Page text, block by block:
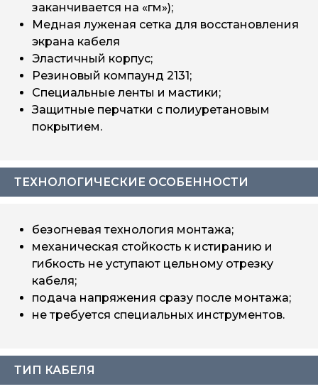
заканчивается на «гм»);
Медная луженая сетка для восстановления
экрана кабеля
Эластичный корпус;
Резиновый компаунд 2131;
Специальные ленты и мастики;
Защитные перчатки с полиуретановым
покрытием.
ТЕХНОЛОГИЧЕСКИЕ ОСОБЕННОСТИ
безогневая технология монтажа;
механическая стойкость к истиранию и
гибкость не уступают цельному отрезку
кабеля;
подача напряжения сразу после монтажа;
не требуется специальных инструментов.
ТИП КАБЕЛЯ